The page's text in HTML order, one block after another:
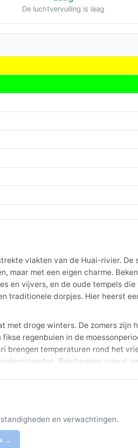
De luchtvervuiling is laag
vlakten van de Huai-rivier. De
maar met een eigen charme.
en vijvers, en de oude tempels
traditionele dorpjes. Hier heerst
met droge winters. De zomers zijn
regenbuien in de
brengen temperaturen rond het
Reisbagage vraagt
overstromingen zorgen, al treffen
extreme weersverschijnselen zijn
de ideale
en verwachtingen.
→